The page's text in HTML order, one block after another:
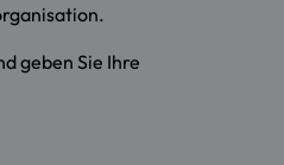
geben Sie Ihre